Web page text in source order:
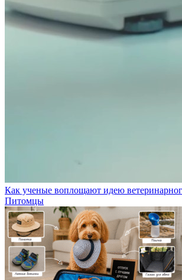
Как ученые воплощают идею
Питомцы